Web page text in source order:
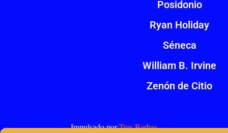
Posidonio
Ryan Holiday
Séneca
William B. Irvine
Zenón de Citio
Impulsado porTres Barbas